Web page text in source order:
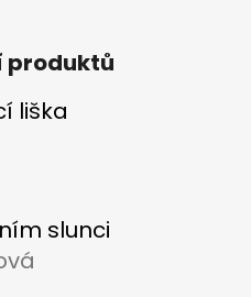
produktů
liška
je 5 z 5 hvězdiček.
slunci
je 5 z 5 hvězdiček.